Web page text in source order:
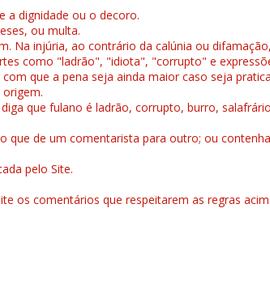
a dignidade ou o decoro.
ou multa.
Na injúria, ao contrário da calúnia ou
como "ladrão", "idiota", "corrupto" e
que a pena seja ainda maior caso seja
que fulano é ladrão, corrupto, burro,
que de um comentarista para outro; ou
pelo Site.
os comentários que respeitarem as regras